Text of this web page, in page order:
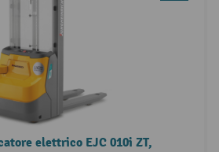
elettrico EJC 010i ZT,